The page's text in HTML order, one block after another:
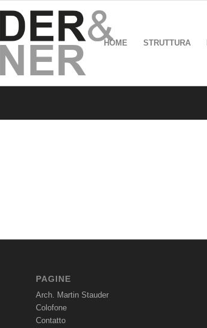
HOME STRUTTURA
PAGINE
Arch. Martin Stauder
Colofone
Contatto